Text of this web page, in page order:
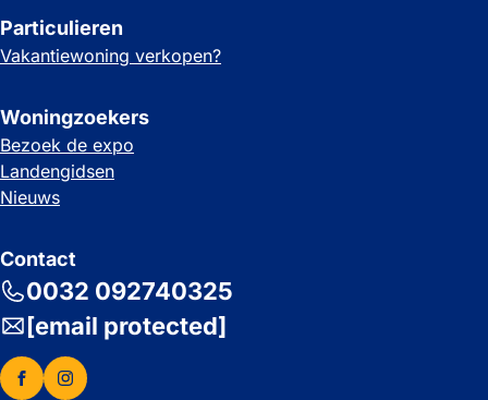
Particulieren
Vakantiewoning verkopen?
Woningzoekers
Bezoek de expo
Landengidsen
Nieuws
Contact
0032 092740325
[email protected]